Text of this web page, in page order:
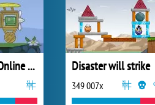
Bad Piggies Online 2018 Disaster will strike
349 007x